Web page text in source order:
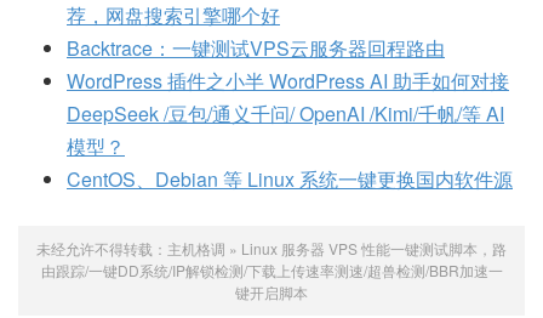
荐，网盘搜索引擎哪个好
Backtrace：一键测试VPS云服务器回程路由
WordPress 插件之小半 WordPress AI 助手如何对接
DeepSeek /豆包/通义千问/ OpenAI /Kimi/千帆/等 AI
模型？
CentOS、Debian 等 Linux 系统一键更换国内软件源
未经允许不得转载： 主机格调 » Linux 服务器 VPS 性能一键测试脚本，路
由跟踪/一键DD系统/IP解锁检测/下载上传速率测速/超兽检测/BBR加速一
键开启脚本